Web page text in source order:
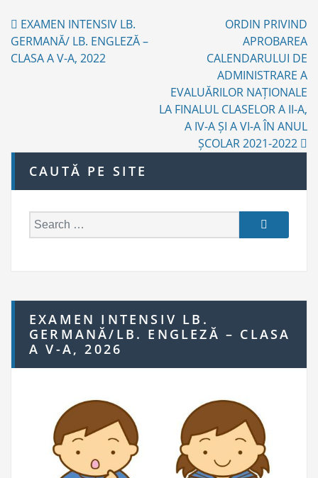
Post
navigation
EXAMEN INTENSIV LB.
GERMANĂ/ LB. ENGLEZĂ –
CLASA A V-A, 2022
ORDIN PRIVIND
APROBAREA
CALENDARULUI DE
ADMINISTRARE A
EVALUĂRILOR NAȚIONALE
LA FINALUL CLASELOR A II-A,
A IV-A ȘI A VI-A ÎN ANUL
ȘCOLAR 2021-2022
CAUTĂ PE SITE
e
h
f
o
r:
EXAMEN INTENSIV LB.
GERMANĂ/LB. ENGLEZĂ – CLASA
A V-A, 2026